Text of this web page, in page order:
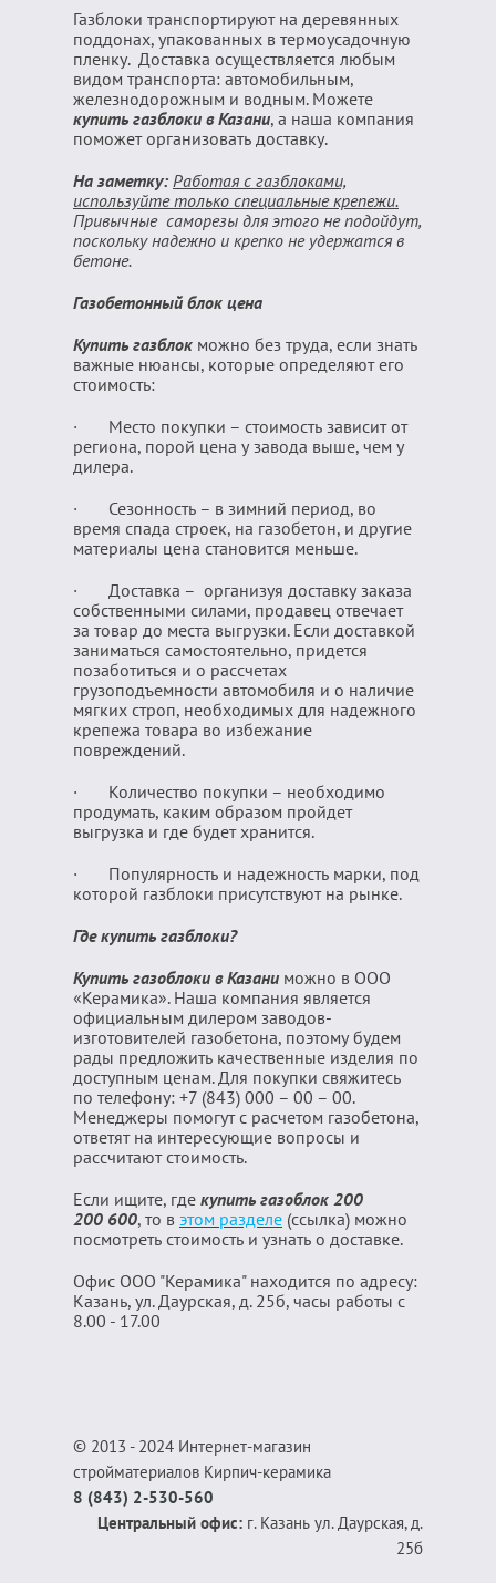
Газблоки транспортируют на деревянных
поддонах, упакованных в термоусадочную
пленку. Доставка осуществляется любым
видом транспорта: автомобильным,
железнодорожным и водным. Можете
купить газблоки в Казани, а наша компания
поможет организовать доставку.
На заметку: Работая с газблоками,
используйте только специальные крепежи.
Привычные саморезы для этого не подойдут,
поскольку надежно и крепко не удержатся в
бетоне.
Газобетонный блок цена
Купить газблок можно без труда, если знать
важные нюансы, которые определяют его
стоимость:
· Место покупки – стоимость зависит от
региона, порой цена у завода выше, чем у
дилера.
· Сезонность – в зимний период, во
время спада строек, на газобетон, и другие
материалы цена становится меньше.
· Доставка – организуя доставку заказа
собственными силами, продавец отвечает
за товар до места выгрузки. Если доставкой
заниматься самостоятельно, придется
позаботиться и о рассчетах
грузоподъемности автомобиля и о наличие
мягких строп, необходимых для надежного
крепежа товара во избежание
повреждений.
· Количество покупки – необходимо
продумать, каким образом пройдет
выгрузка и где будет хранится.
· Популярность и надежность марки, под
которой газблоки присутствуют на рынке.
Где купить газблоки?
Купить газоблоки в Казани можно в ООО
«Керамика». Наша компания является
официальным дилером заводов-
изготовителей газобетона, поэтому будем
рады предложить качественные изделия по
доступным ценам. Для покупки свяжитесь
по телефону: +7 (843) 000 – 00 – 00.
Менеджеры помогут с расчетом газобетона,
ответят на интересующие вопросы и
рассчитают стоимость.
Если ищите, где купить газоблок 200
200 600, то в этом разделе (ссылка) можно
посмотреть стоимость и узнать о доставке.
Офис ООО "Керамика" находится по адресу:
Казань, ул. Даурская, д. 25б, часы работы с
8.00 - 17.00
© 2013 - 2024 Интернет-магазин
стройматериалов Кирпич-керамика
8 (843) 2-530-560
Центральный офис: г. Казань ул. Даурская, д.
25б